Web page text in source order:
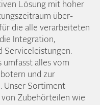
Lösung mit hoher
über­
die alle verarbeiteten
Integration,
Service­leistungen.
umfasst alles vom
und zur
Unser Sortiment
Zubehör­teilen wie